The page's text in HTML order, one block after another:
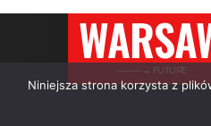
———→ FUTURE
Niniejsza strona korzysta z